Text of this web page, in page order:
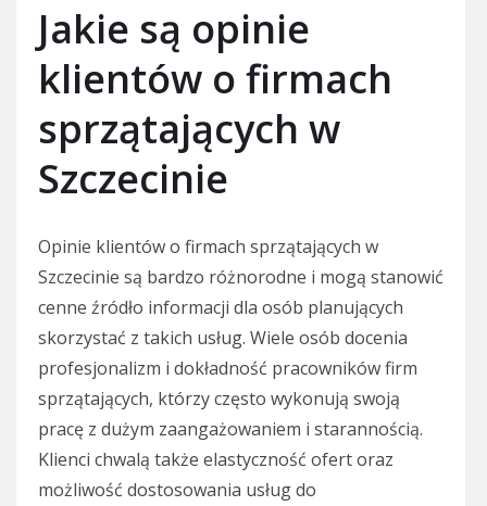
Jakie są opinie
klientów o firmach
sprzątających w
Szczecinie
Opinie klientów o firmach sprzątających w
Szczecinie są bardzo różnorodne i mogą stanowić
cenne źródło informacji dla osób planujących
skorzystać z takich usług. Wiele osób docenia
profesjonalizm i dokładność pracowników firm
sprzątających, którzy często wykonują swoją
pracę z dużym zaangażowaniem i starannością.
Klienci chwalą także elastyczność ofert oraz
możliwość dostosowania usług do